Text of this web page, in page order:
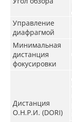
Управление
диафрагмой
Минимальная
дистанция
фокусировки
Дистанция
О.Н.Р.И. (DORI)